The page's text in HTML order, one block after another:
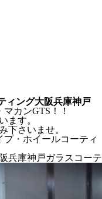
ィング大阪兵庫神戸
カンGTS！！
ます。
下さいませ。
プ・ホイールコーティ